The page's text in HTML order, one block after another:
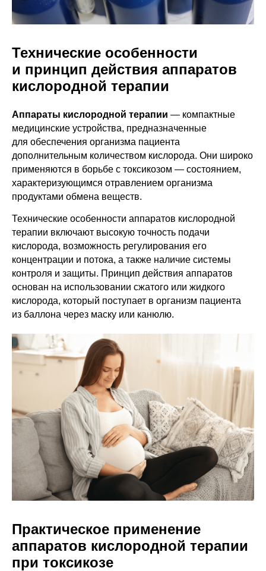
Технические особенности
и принцип действия аппаратов
кислородной терапии
Аппараты кислородной терапии — компактные
медицинские устройства, предназначенные
для обеспечения организма пациента
дополнительным количеством кислорода. Они широко
применяются в борьбе с токсикозом — состоянием,
характеризующимся отравлением организма
продуктами обмена веществ.
Технические особенности аппаратов кислородной
терапии включают высокую точность подачи
кислорода, возможность регулирования его
концентрации и потока, а также наличие системы
контроля и защиты. Принцип действия аппаратов
основан на использовании сжатого или жидкого
кислорода, который поступает в организм пациента
из баллона через маску или канюлю.
Практическое применение
аппаратов кислородной терапии
при токсикозе